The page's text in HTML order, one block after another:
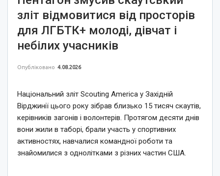
зліт відмовитися від просторів
для ЛГБТК+ молоді, дівчат і
небілих учасників
Опубліковано 4.08.2026
Національний зліт Scouting America у Західній
Вірджинії цього року зібрав близько 15 тисяч скаутів,
керівників загонів і волонтерів. Протягом десяти днів
вони жили в таборі, брали участь у спортивних
активностях, навчалися командної роботи та
знайомилися з однолітками з різних частин США.